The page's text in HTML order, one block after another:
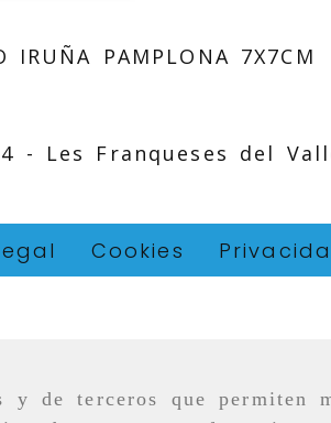
de terceros que permiten
IRUÑA PAMPLONA 7X7CM
- Les Franqueses del
Cookies